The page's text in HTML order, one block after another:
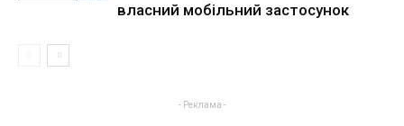
власний мобільний застосунок
- Реклама -